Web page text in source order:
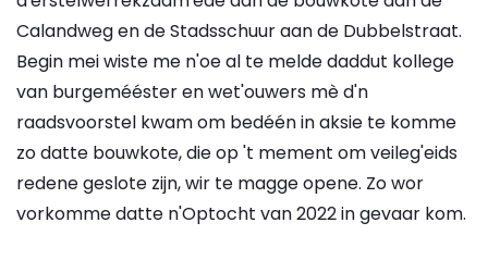
Calandweg en de Stadsschuur aan de Dubbelstraat.
Begin mei wiste me n'oe al te melde daddut kollege
van burgemééster en wet'ouwers mè d'n
raadsvoorstel kwam om bedéén in aksie te komme
zo datte bouwkote, die op 't mement om veileg'eids
redene geslote zijn, wir te magge opene. Zo wor
vorkomme datte n'Optocht van 2022 in gevaar kom.